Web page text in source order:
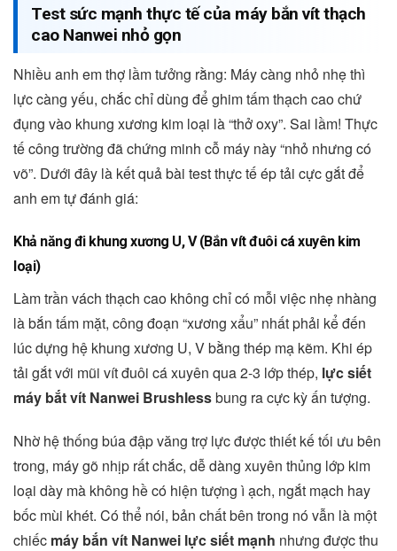
Test sức mạnh thực tế của máy bắn vít thạch
cao Nanwei nhỏ gọn
Nhiều anh em thợ lầm tưởng rằng: Máy càng nhỏ nhẹ thì
lực càng yếu, chắc chỉ dùng để ghim tấm thạch cao chứ
đụng vào khung xương kim loại là “thở oxy”. Sai lầm! Thực
tế công trường đã chứng minh cỗ máy này “nhỏ nhưng có
võ”. Dưới đây là kết quả bài test thực tế ép tải cực gắt để
anh em tự đánh giá:
Khả năng đi khung xương U, V (Bắn vít đuôi cá xuyên kim
loại)
Làm trần vách thạch cao không chỉ có mỗi việc nhẹ nhàng
là bắn tấm mặt, công đoạn “xương xẩu” nhất phải kể đến
lúc dựng hệ khung xương U, V bằng thép mạ kẽm. Khi ép
tải gắt với mũi vít đuôi cá xuyên qua 2-3 lớp thép, lực siết
máy bắt vít Nanwei Brushlessbung ra cực kỳ ấn tượng.
Nhờ hệ thống búa đập văng trợ lực được thiết kế tối ưu bên
trong, máy gõ nhịp rất chắc, dễ dàng xuyên thủng lớp kim
loại dày mà không hề có hiện tượng ì ạch, ngắt mạch hay
bốc mùi khét. Có thể nói, bản chất bên trong nó vẫn là một
chiếc máy bắn vít Nanwei lực siết mạnh nhưng được thu